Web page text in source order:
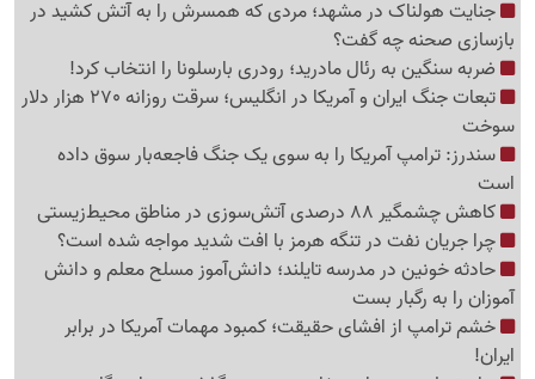
جنایت هولناک در مشهد؛ مردی که همسرش را به آتش کشید در
بازسازی صحنه چه گفت؟
ضربه سنگین به رئال مادرید؛ رودری بارسلونا را انتخاب کرد!
تبعات جنگ ایران و آمریکا در انگلیس؛ سرقت روزانه 270 هزار دلار
سوخت
سندرز: ترامپ آمریکا را به سوی یک جنگ فاجعه‌بار سوق داده
است
کاهش چشمگیر 88 درصدی آتش‌سوزی در مناطق محیط‌زیستی
چرا جریان نفت در تنگه هرمز با افت شدید مواجه شده است؟
حادثه خونین در مدرسه تایلند؛ دانش‌آموز مسلح معلم و دانش
آموزان را به رگبار بست
خشم ترامپ از افشای حقیقت؛ کمبود مهمات آمریکا در برابر
ایران!